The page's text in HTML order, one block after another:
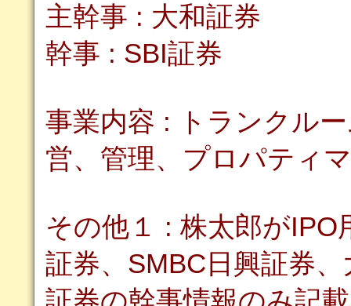
主幹事 : 大和証券
幹事 : SBI証券
事業内容 : トランクル
営、管理、プロパティ
その他１ : 株太郎が
証券、SMBC日興証券